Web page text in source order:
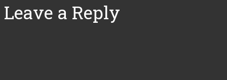
Leave a Reply